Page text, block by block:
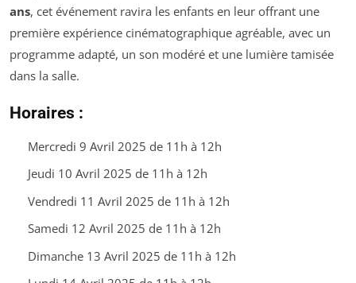
ans, cet événement ravira les enfants en leur offrant une
première expérience cinématographique agréable, avec un
programme adapté, un son modéré et une lumière tamisée
dans la salle.
Horaires :
Mercredi 9 Avril 2025 de 11h à 12h
Jeudi 10 Avril 2025 de 11h à 12h
Vendredi 11 Avril 2025 de 11h à 12h
Samedi 12 Avril 2025 de 11h à 12h
Dimanche 13 Avril 2025 de 11h à 12h